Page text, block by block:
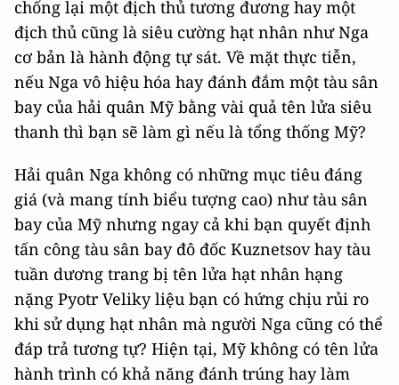
chống lại một địch thủ tương đương hay một
địch thủ cũng là siêu cường hạt nhân như Nga
cơ bản là hành động tự sát. Về mặt thực tiễn,
nếu Nga vô hiệu hóa hay đánh đắm một tàu sân
bay của hải quân Mỹ bằng vài quả tên lửa siêu
thanh thì bạn sẽ làm gì nếu là tổng thống Mỹ?
Hải quân Nga không có những mục tiêu đáng
giá (và mang tính biểu tượng cao) như tàu sân
bay của Mỹ nhưng ngay cả khi bạn quyết định
tấn công tàu sân bay đô đốc Kuznetsov hay tàu
tuần dương trang bị tên lửa hạt nhân hạng
nặng Pyotr Veliky liệu bạn có hứng chịu rủi ro
khi sử dụng hạt nhân mà người Nga cũng có thể
đáp trả tương tự? Hiện tại, Mỹ không có tên lửa
hành trình có khả năng đánh trúng hay làm